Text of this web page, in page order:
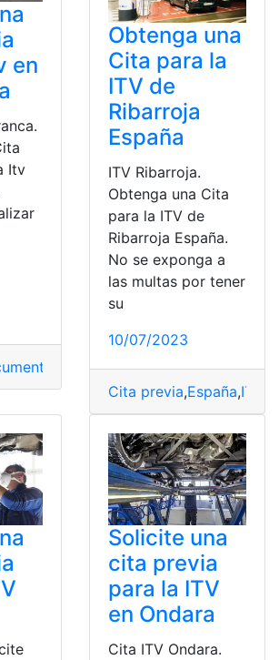
en
Itv
España,Horarios,ITV
Obtenga una
Cita para la
ITV de
Ribarroja
España
ITV Ribarroja.
Obtenga una Cita
para la ITV de
Ribarroja España.
No se exponga a
las multas por tener
su
10/07/2023
Cita previa,España,ITV
Solicite una
cita previa
para la ITV
en Ondara
Cita ITV Ondara.